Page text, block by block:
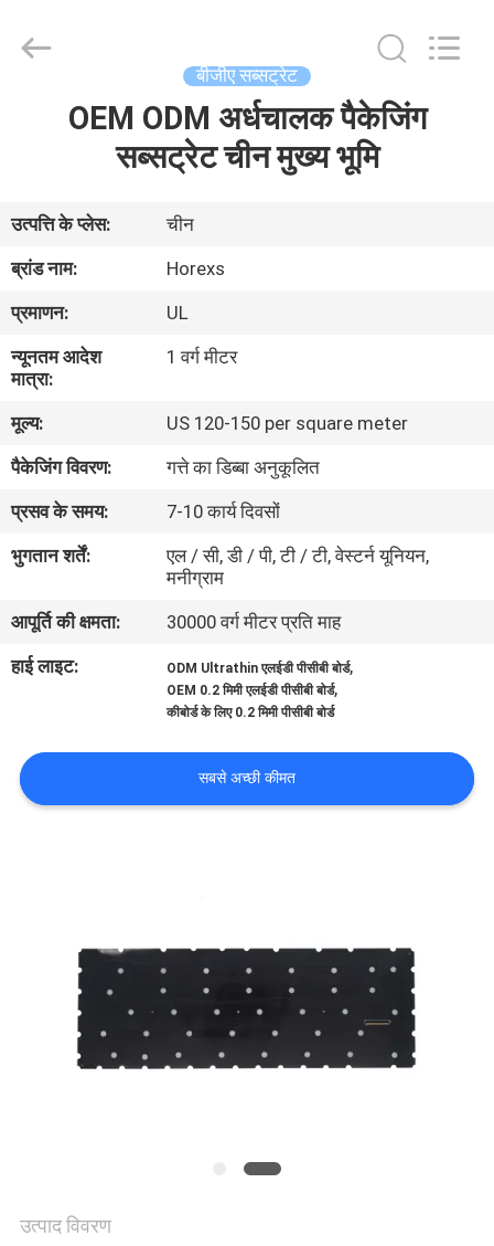
हमारे
बारे
कारखाना
भ्रमण
गुणवत्ता
नियंत्रण
संपर्क
करें
एक
साइटमैप
Co.,Ltd..
बीजीए सब्सट्रेट
OEM ODM अर्धचालक पैकेजिंग
सब्सट्रेट चीन मुख्य भूमि
उत्पत्ति के प्लेस:
चीन
ब्रांड नाम:
Horexs
प्रमाणन:
UL
न्यूनतम आदेश
मात्रा:
1 वर्ग मीटर
मूल्य:
US 120-150 per square meter
पैकेजिंग विवरण:
गत्ते का डिब्बा अनुकूलित
प्रसव के समय:
7-10 कार्य दिवसों
भुगतान शर्तें:
एल / सी, डी / पी, टी / टी, वेस्टर्न यूनियन,
मनीग्राम
आपूर्ति की क्षमता:
30000 वर्ग मीटर प्रति माह
हाई लाइट:
ODM Ultrathin एलईडी पीसीबी बोर्ड,
OEM 0.2 मिमी एलईडी पीसीबी बोर्ड,
कीबोर्ड के लिए 0.2 मिमी पीसीबी बोर्ड
सबसे अच्छी कीमत
उत्पाद विवरण